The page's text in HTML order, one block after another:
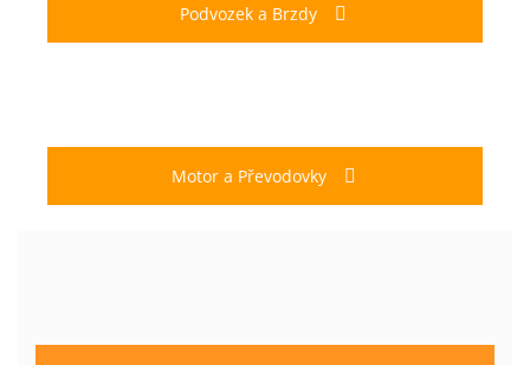
Podvozek a Brzdy
Motor a Převodovky